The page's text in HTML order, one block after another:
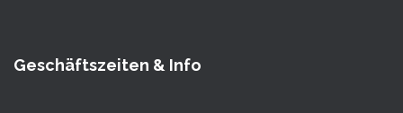
Geschäftszeiten & Info